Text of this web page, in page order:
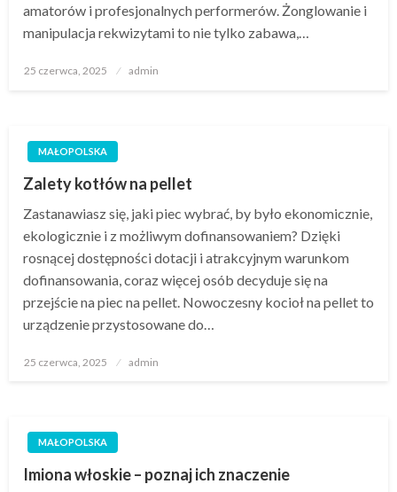
amatorów i profesjonalnych performerów. Żonglowanie i
manipulacja rekwizytami to nie tylko zabawa,…
Opublikowane
25 czerwca, 2025 admin
MAŁOPOLSKA
Zalety kotłów na pellet
Zastanawiasz się, jaki piec wybrać, by było ekonomicznie,
ekologicznie i z możliwym dofinansowaniem? Dzięki
rosnącej dostępności dotacji i atrakcyjnym warunkom
dofinansowania, coraz więcej osób decyduje się na
przejście na piec na pellet. Nowoczesny kocioł na pellet to
urządzenie przystosowane do…
Opublikowane
25 czerwca, 2025 admin
MAŁOPOLSKA
Imiona włoskie – poznaj ich znaczenie